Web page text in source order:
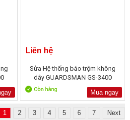
Liên hệ
Sửa Hệ thống báo trộm không
dây GUARDSMAN GS-3400
Mua ngay
1 2 3 4 5 6 7 Next